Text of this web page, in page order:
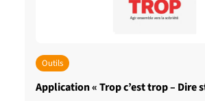
Outils
Application « Trop c’est trop – Dire